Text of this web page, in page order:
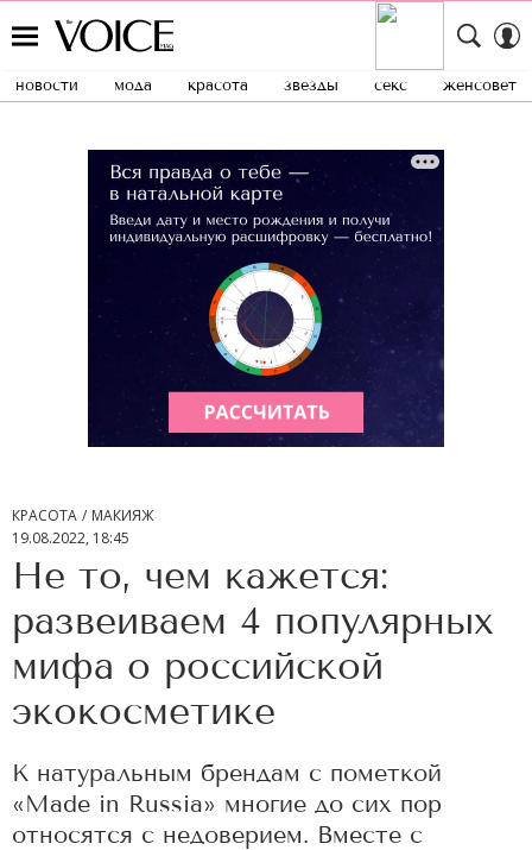
новости мода красота звезды секс женсовет
КРАСОТА
МАКИЯЖ
19.08.2022, 18:45
Не то, чем кажется:
развеиваем 4 популярных
мифа о российской
экокосметике
К натуральным брендам с пометкой
«Made in Russia» многие до сих пор
относятся с недоверием. Вместе с